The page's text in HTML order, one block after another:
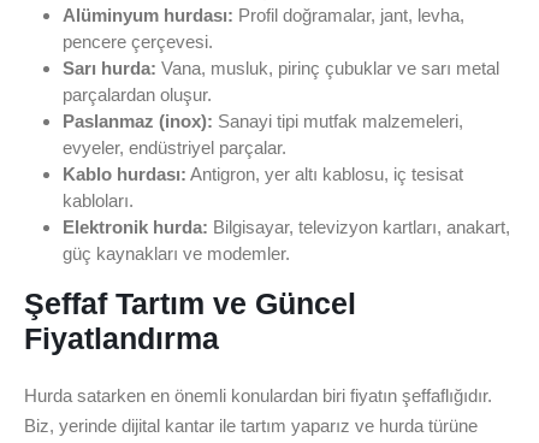
Alüminyum hurdası: Profil doğramalar, jant, levha,
pencere çerçevesi.
Sarı hurda: Vana, musluk, pirinç çubuklar ve sarı metal
parçalardan oluşur.
Paslanmaz (inox): Sanayi tipi mutfak malzemeleri,
evyeler, endüstriyel parçalar.
Kablo hurdası: Antigron, yer altı kablosu, iç tesisat
kabloları.
Elektronik hurda: Bilgisayar, televizyon kartları, anakart,
güç kaynakları ve modemler.
Şeffaf Tartım ve Güncel
Fiyatlandırma
Hurda satarken en önemli konulardan biri fiyatın şeffaflığıdır.
Biz, yerinde dijital kantar ile tartım yaparız ve hurda türüne